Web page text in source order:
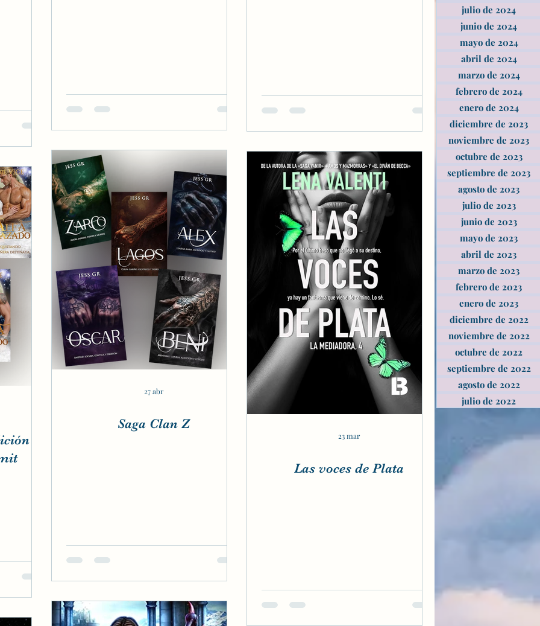
Saga Clan Z
27 abr
Las voces de Plata
23 mar
julio de 2024
junio de 2024
mayo de 2024
abril de 2024
marzo de 2024
febrero de 2024
enero de 2024
diciembre de 2023
noviembre de 2023
octubre de 2023
septiembre de 2023
agosto de 2023
julio de 2023
junio de 2023
mayo de 2023
abril de 2023
marzo de 2023
febrero de 2023
enero de 2023
diciembre de 2022
noviembre de 2022
octubre de 2022
septiembre de 2022
agosto de 2022
julio de 2022